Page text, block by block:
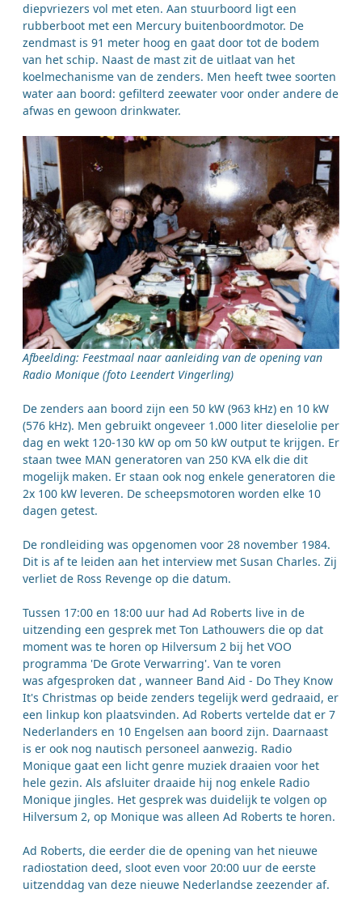
diepvriezers vol met eten. Aan stuurboord ligt een
rubberboot met een Mercury buitenboordmotor. De
zendmast is 91 meter hoog en gaat door tot de bodem
van het schip. Naast de mast zit de uitlaat van het
koelmechanisme van de zenders. Men heeft twee soorten
water aan boord: gefilterd zeewater voor onder andere de
afwas en gewoon drinkwater.
Afbeelding: Feestmaal naar aanleiding van de opening van
Radio Monique (foto Leendert Vingerling)
De zenders aan boord zijn een 50 kW (963 kHz) en 10 kW
(576 kHz). Men gebruikt ongeveer 1.000 liter dieselolie per
dag en wekt 120-130 kW op om 50 kW output te krijgen. Er
staan twee MAN generatoren van 250 KVA elk die dit
mogelijk maken. Er staan ook nog enkele generatoren die
2x 100 kW leveren. De scheepsmotoren worden elke 10
dagen getest.
De rondleiding was opgenomen voor 28 november 1984.
Dit is af te leiden aan het interview met Susan Charles. Zij
verliet de Ross Revenge op die datum.
Tussen 17:00 en 18:00 uur had Ad Roberts live in de
uitzending een gesprek met Ton Lathouwers die op dat
moment was te horen op Hilversum 2 bij het VOO
programma 'De Grote Verwarring'. Van te voren
was afgesproken dat , wanneer Band Aid - Do They Know
It's Christmas op beide zenders tegelijk werd gedraaid, er
een linkup kon plaatsvinden. Ad Roberts vertelde dat er 7
Nederlanders en 10 Engelsen aan boord zijn. Daarnaast
is er ook nog nautisch personeel aanwezig. Radio
Monique gaat een licht genre muziek draaien voor het
hele gezin. Als afsluiter draaide hij nog enkele Radio
Monique jingles. Het gesprek was duidelijk te volgen op
Hilversum 2, op Monique was alleen Ad Roberts te horen.
Ad Roberts, die eerder die de opening van het nieuwe
radiostation deed, sloot even voor 20:00 uur de eerste
uitzenddag van deze nieuwe Nederlandse zeezender af.